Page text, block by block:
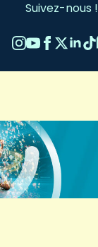
Suivez-nous !